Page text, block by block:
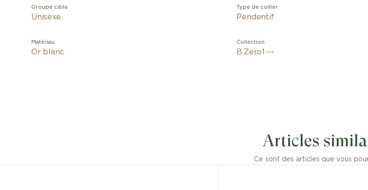
Groupe cible
Unisexe
Matériau
Or blanc
Type de collier
Pendentif
Collection
B.Zero1
Articles
Ce sont des articles que vous